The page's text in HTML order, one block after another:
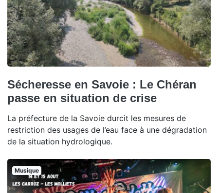
Sécheresse en Savoie : Le Chéran
passe en situation de crise
La préfecture de la Savoie durcit les mesures de
restriction des usages de l’eau face à une dégradation
de la situation hydrologique.
Musique